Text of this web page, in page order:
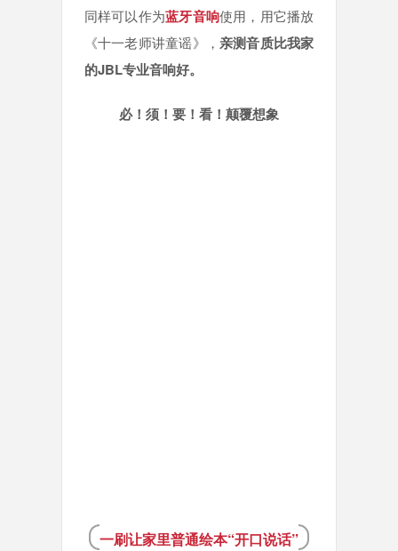
同样可以作为蓝牙音响使用，用它播放
《十一老师讲童谣》， 亲测音质比我家
的JBL专业音响好。
必！须！要！看！颠覆想象
一刷让家里普通绘本“开口说话”